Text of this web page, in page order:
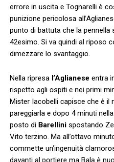
errore in uscita e Tognarelli è
punizione pericolosa
punto di battuta che la
42esimo. Si va quindi al riposo
dimezzare lo svantaggio.
Nella ripresa l’Aglianese entra
rispetto agli ospiti e nei primi
Mister Iacobelli capisce che è il
pareggiarla e dopo 4 minuti
posto di Barellini spostando
Vito terzino. Ma all’ottavo
commette un’ingenuità
davanti al portiere ma Bala è